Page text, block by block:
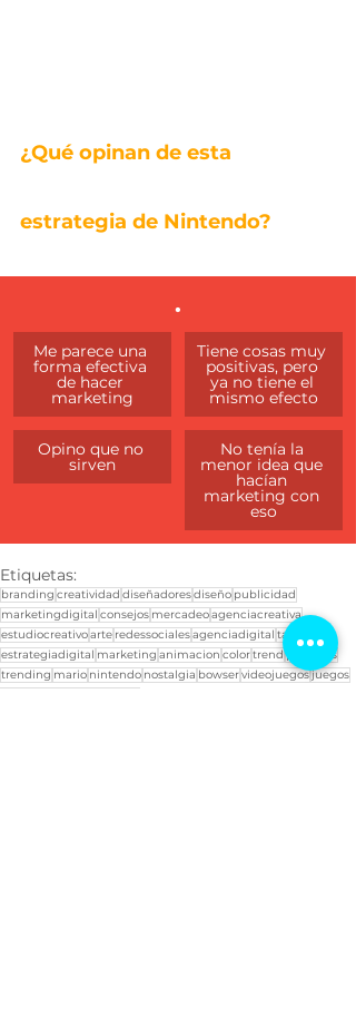
¿Qué opinan de esta
estrategia de Nintendo?
.
Me parece una
forma efectiva
de hacer
marketing
Tiene cosas muy
positivas, pero
ya no tiene el
mismo efecto
Opino que no
sirven
No tenía la
menor idea que
hacían
marketing con
eso
Etiquetas:
branding creatividad diseñadoresdiseño publicidad
marketingdigital consejos mercadeoagenciacreativa
estudiocreativoarte redessocialesagenciadigital tarifario
estrategiadigital marketing animacion colortrendpeliculas
trending mario nintendo nostalgia bowservideojuegosjuegos